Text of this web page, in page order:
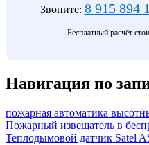
Звоните: 8 915 894
Бесплатный расчёт
Навигация по
пожарная автоматика
Пожарный извещатель в
Теплодымовой датчик Satel